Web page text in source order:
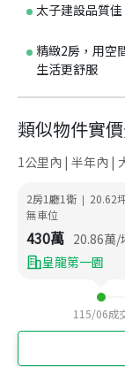
太子建設品質佳
精緻2房，用空
生活更舒服
類似物件實
1公里內 | 半年內 |
2房1廳1衛 | 20.62
無車位
430萬 20.86萬/
皇龍第一園
115/06成